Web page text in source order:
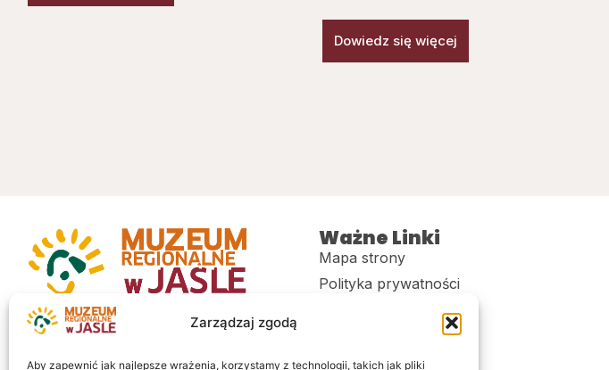
Zarządzaj zgodą
Aby zapewnić jak najlepsze wrażenia, korzystamy z technologii, takich jak pliki
Dowiedz się więcej
Muzeum regionalne w Jaśle im. dr.
Stanisława Kadyiego
Ważne Linki
Mapa strony
Polityka prywatności
Deklaracja dostępności
Sklep